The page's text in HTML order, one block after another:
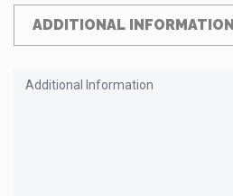
ADDITIONAL INFORMATION